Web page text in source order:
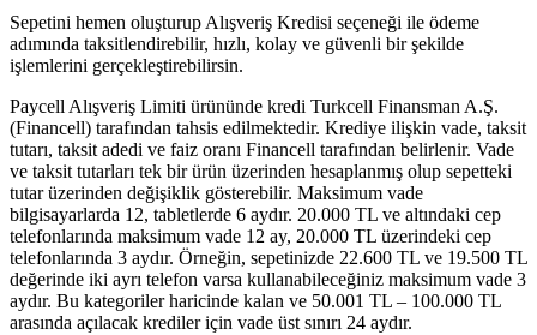
Sepetini hemen oluşturup Alışveriş Kredisi seçeneği ile ödeme
adımında taksitlendirebilir, hızlı, kolay ve güvenli bir şekilde
işlemlerini gerçekleştirebilirsin.
Paycell Alışveriş Limiti ürününde kredi Turkcell Finansman A.Ş.
(Financell) tarafından tahsis edilmektedir. Krediye ilişkin vade, taksit
tutarı, taksit adedi ve faiz oranı Financell tarafından belirlenir. Vade
ve taksit tutarları tek bir ürün üzerinden hesaplanmış olup sepetteki
tutar üzerinden değişiklik gösterebilir. Maksimum vade
bilgisayarlarda 12, tabletlerde 6 aydır. 20.000 TL ve altındaki cep
telefonlarında maksimum vade 12 ay, 20.000 TL üzerindeki cep
telefonlarında 3 aydır. Örneğin, sepetinizde 22.600 TL ve 19.500 TL
değerinde iki ayrı telefon varsa kullanabileceğiniz maksimum vade 3
aydır. Bu kategoriler haricinde kalan ve 50.001 TL – 100.000 TL
arasında açılacak krediler için vade üst sınırı 24 aydır.